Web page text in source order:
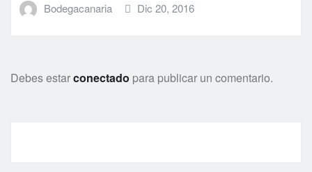
Bodegacanaria Dic 20, 2016
Debes estarconectado para publicar un comentario.